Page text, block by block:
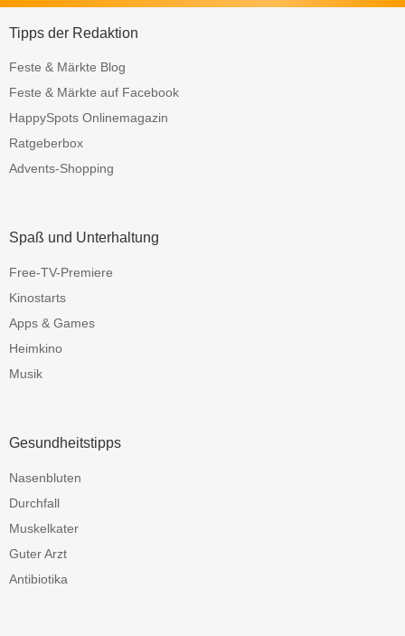
Tipps der Redaktion
Feste & Märkte Blog
Feste & Märkte auf Facebook
HappySpots Onlinemagazin
Ratgeberbox
Advents-Shopping
Spaß und Unterhaltung
Free-TV-Premiere
Kinostarts
Apps & Games
Heimkino
Musik
Gesundheitstipps
Nasenbluten
Durchfall
Muskelkater
Guter Arzt
Antibiotika